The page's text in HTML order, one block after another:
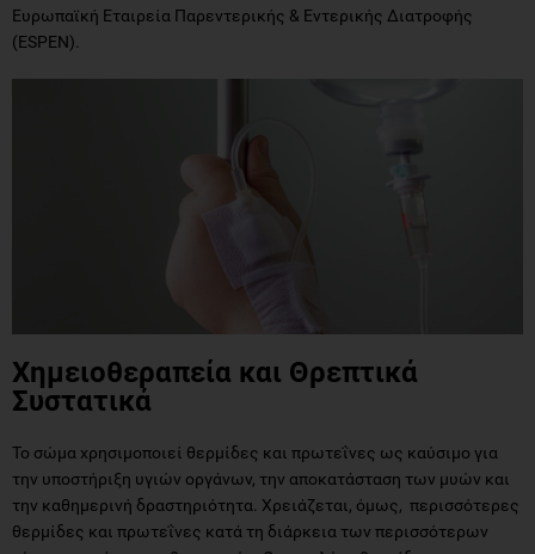
Ευρωπαϊκή Εταιρεία Παρεντερικής & Εντερικής Διατροφής
(ESPEN).
Χημειοθεραπεία και Θρεπτικά
Συστατικά
Το σώμα χρησιμοποιεί θερμίδες και πρωτεΐνες ως καύσιμο για
την υποστήριξη υγιών οργάνων, την αποκατάσταση των μυών και
την καθημερινή δραστηριότητα. Χρειάζεται, όμως, περισσότερες
θερμίδες και πρωτεΐνες κατά τη διάρκεια των περισσότερων